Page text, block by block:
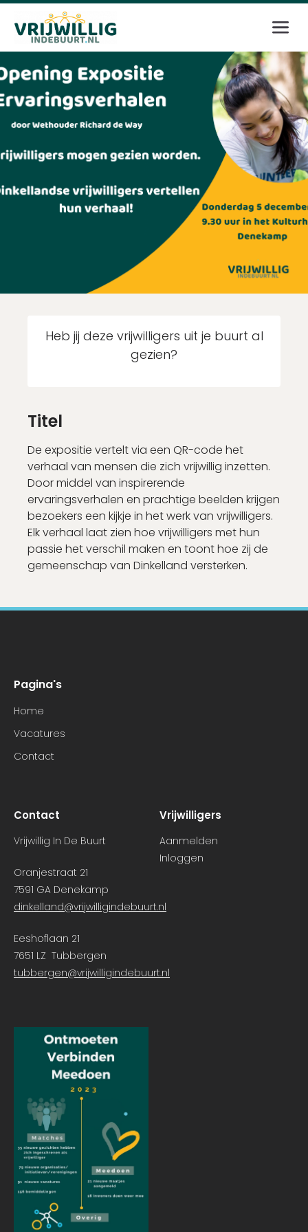
Heb jij deze vrijwilligers uit je buurt al
gezien?
Titel
De expositie vertelt via een QR-code het
verhaal van mensen die zich vrijwillig inzetten.
Door middel van inspirerende
ervaringsverhalen en prachtige beelden krijgen
bezoekers een kijkje in het werk van vrijwilligers.
Elk verhaal laat zien hoe vrijwilligers met hun
passie het verschil maken en toont hoe zij de
gemeenschap van Dinkelland versterken.
Pagina's
Home
Vacatures
Contact
Contact
Vrijwillig In De Buurt
Oranjestraat 21
7591 GA Denekamp
dinkelland@vrijwilligindebuurt.nl
Eeshoflaan 21
7651 LZ Tubbergen
tubbergen@vrijwilligindebuurt.nl
Vrijwilligers
Aanmelden
Inloggen
E-mailadres
Wachtwoord vergeten?
Schrijf je binnen 2 minuten in!